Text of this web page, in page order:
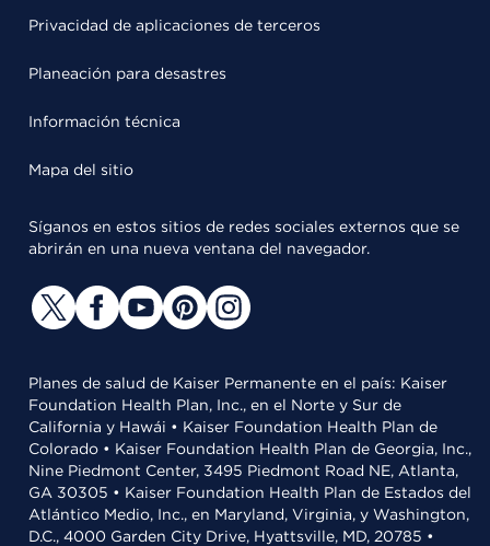
Privacidad de aplicaciones de terceros
Planeación para desastres
Información técnica
Mapa del sitio
Síganos en estos sitios de redes sociales externos que se
abrirán en una nueva ventana del navegador.
Planes de salud de Kaiser Permanente en el país: Kaiser
Foundation Health Plan, Inc., en el Norte y Sur de
California y Hawái • Kaiser Foundation Health Plan de
Colorado • Kaiser Foundation Health Plan de Georgia, Inc.,
Nine Piedmont Center, 3495 Piedmont Road NE, Atlanta,
GA 30305 • Kaiser Foundation Health Plan de Estados del
Atlántico Medio, Inc., en Maryland, Virginia, y Washington,
D.C., 4000 Garden City Drive, Hyattsville, MD, 20785 •